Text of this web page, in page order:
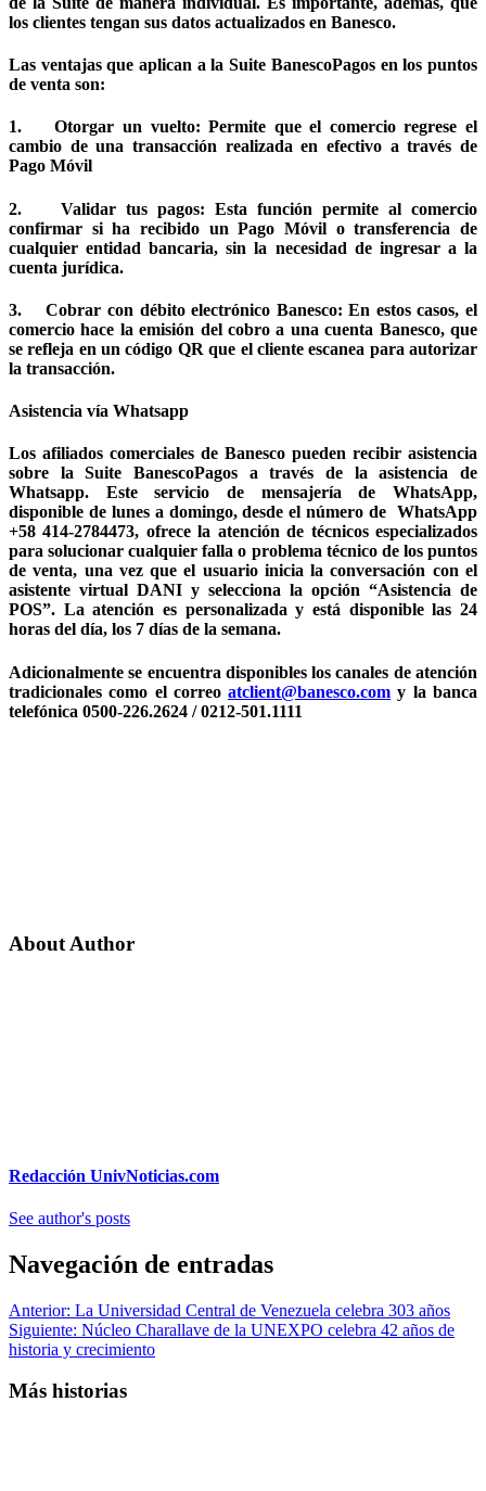
los clientes tengan sus datos actualizados en Banesco.
Las ventajas que aplican a la Suite BanescoPagos en los puntos
de venta son:
1.Otorgar un vuelto: Permite que el comercio regrese el
cambio de una transacción realizada en efectivo a través de
Pago Móvil
2. Validar tus pagos: Esta función permite al comercio
confirmar si ha recibido un Pago Móvil o transferencia de
cualquier entidad bancaria, sin la necesidad de ingresar a la
cuenta jurídica.
3.Cobrar con débito electrónico Banesco: En estos casos, el
comercio hace la emisión del cobro a una cuenta Banesco, que
se refleja en un código QR que el cliente escanea para autorizar
la transacción.
Asistencia vía Whatsapp
Los afiliados comerciales de Banesco pueden recibir asistencia
sobre la Suite BanescoPagos a través de la asistencia de
Whatsapp. Este servicio de mensajería de WhatsApp,
disponible de lunes a domingo, desde el número de WhatsApp
+58 414-2784473, ofrece la atención de técnicos especializados
para solucionar cualquier falla o problema técnico de los puntos
de venta, una vez que el usuario inicia la conversación con el
asistente virtual DANI y selecciona la opción “Asistencia de
POS”. La atención es personalizada y está disponible las 24
horas del día, los 7 días de la semana.
Adicionalmente se encuentra disponibles los canales de atención
tradicionales como el correoatclient@banesco.com y la banca
telefónica 0500-226.2624 / 0212-501.1111
About Author
Redacción UnivNoticias.com
See author's posts
Navegación de entradas
Anterior: La Universidad Central de Venezuela celebra 303 años
Siguiente: Núcleo Charallave de la UNEXPO celebra 42 años de
historia y crecimiento
Más historias